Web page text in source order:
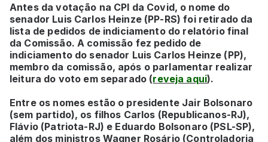
Antes da votação na CPI da Covid, o nome do
senador Luis Carlos Heinze (PP-RS) foi retirado da
lista de pedidos de indiciamento do relatório final
da Comissão. A comissão fez pedido de
indiciamento do senador Luis Carlos Heinze (PP),
membro da comissão, após o parlamentar realizar
leitura do voto em separado (reveja aqui).
Entre os nomes estão o presidente Jair Bolsonaro
(sem partido), os filhos Carlos (Republicanos-RJ),
Flávio (Patriota-RJ) e Eduardo Bolsonaro (PSL-SP),
além dos ministros Wagner Rosário (Controladoria